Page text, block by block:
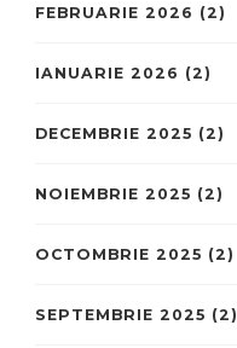
FEBRUARIE 2026 (2)
IANUARIE 2026 (2)
DECEMBRIE 2025 (2)
NOIEMBRIE 2025 (2)
OCTOMBRIE 2025 (2)
SEPTEMBRIE 2025 (2)